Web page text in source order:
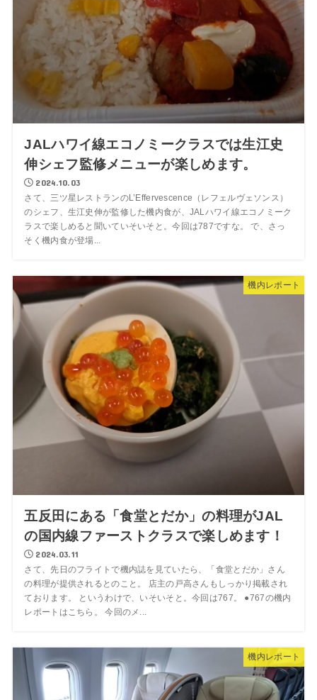
JALハワイ線エコノミークラスでは生江史
伸シェフ監修メニューが楽しめます。
2024.10.03
さて、三ツ星レストランのL’Effervescence（レフェルヴェソンス）
のシェフ、生江史伸が監修した機内食が、JALハワイ線エコノミーク
ラスで楽しめると聞いていそいそと。今回は787ですな。 で、さっ
そく機内食が登場...
機内レポート
五反田にある「食堂とだか」の料理がJAL
の国内線ファーストクラスで楽しめます！
2024.03.11
さて、先日のフライトで機内誌を見ていたら、「食堂とだか」さん
の料理が提供されるとのこと。 店主の戸高さんもしっかり掲載され
ております。 というわけで、いそいそと。今回は767。 ●767の機内
レポートはこちら。 今回のメ...
機内レポート